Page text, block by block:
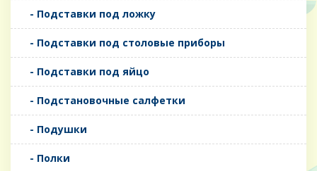
- Подставки под ложку
- Подставки под столовые приборы
- Подставки под яйцо
- Подстановочные салфетки
- Подушки
- Полки